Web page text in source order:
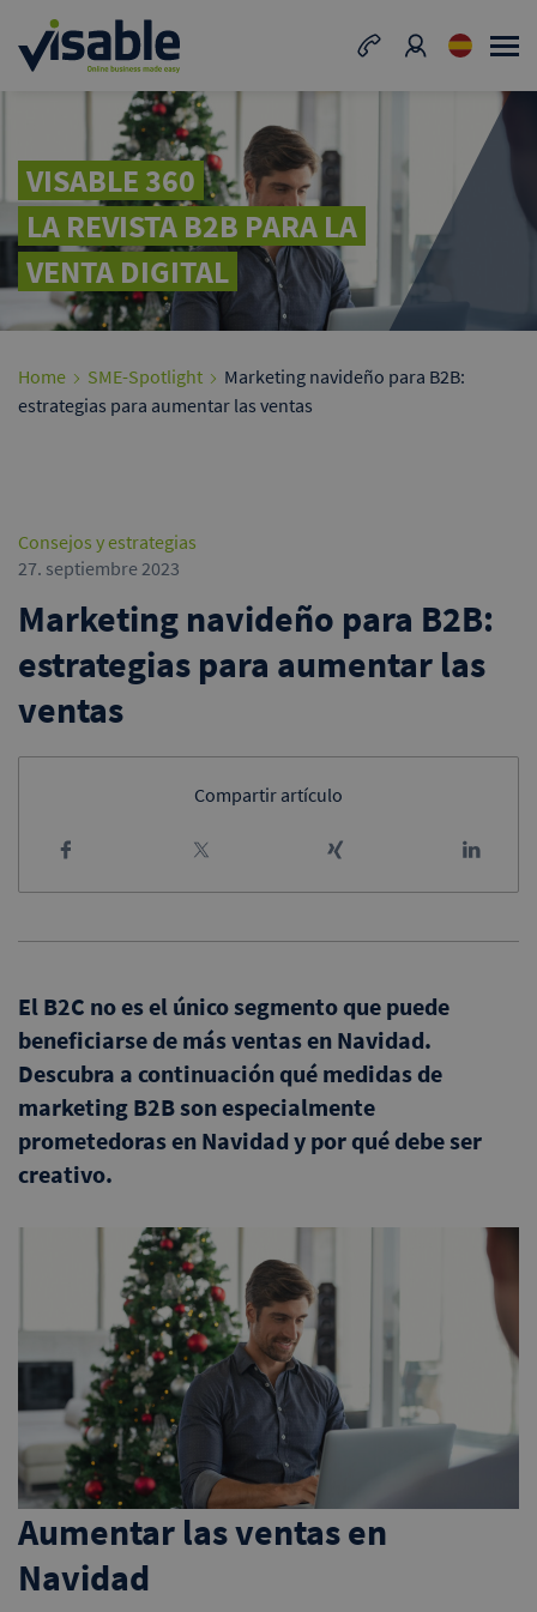
VISABLE 360
LA REVISTA B2B PARA LA
VENTA DIGITAL
Home SME-Spotlight
Marketing navideño para B2B:
estrategias para aumentar las ventas
Consejos y estrategias
27. septiembre 2023
Marketing navideño para B2B:
estrategias para aumentar las
ventas
Compartir artículo
El B2C no es el único segmento que puede
beneficiarse de más ventas en Navidad.
Descubra a continuación qué medidas de
marketing B2B son especialmente
prometedoras en Navidad y por qué debe ser
creativo.
Aumentar las ventas en
Navidad